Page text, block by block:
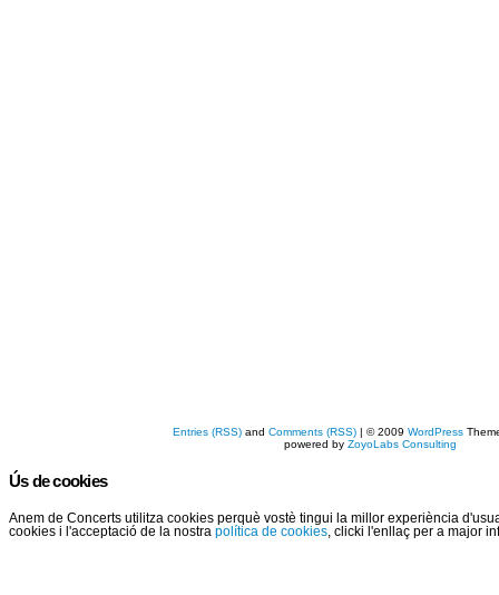
Entries (RSS) andComments (RSS) | © 2009WordPress
powered byZoyoLabs Consulting
Ús de cookies
Anem de Concerts utilitza cookies perquè vostè tingui la millor experiència
cookies i l'acceptació de la nostra política de cookies , clicki l'enllaç per a major